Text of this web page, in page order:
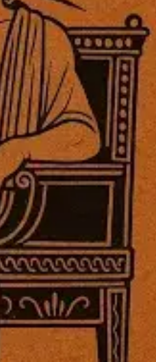
No
Neo-Platonic Theory of
Platonism ›
Neoplatonic Theory of
Neoplatonic Virtues - Antonio
כ"ה כסלו ה'תשפ"ו ·
December 15, 2025
תרומה
תמכו בהמשך הפצת